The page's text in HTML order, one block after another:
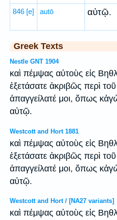
846 [e] autō αὐτῷ.
Greek Texts
Nestle GNT 1904
καὶ πέμψας αὐτοὺς εἰς
ἐξετάσατε ἀκριβῶς περὶ
ἀπαγγείλατέ μοι, ὅπως
αὐτῷ.
Westcott and Hort 1881
καὶ πέμψας αὐτοὺς εἰς
ἐξετάσατε ἀκριβῶς περὶ
ἀπαγγείλατέ μοι, ὅπως
αὐτῷ.
Westcott and Hort / [NA27 variants]
καὶ πέμψας αὐτοὺς εἰς